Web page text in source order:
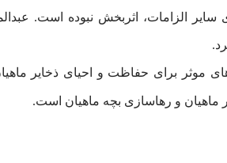
الزامات، اثربخش نبوده است.
موثر برای حفاظت و احیای ذخایر
ماهیان و رهاسازی بچه ماهیان است.